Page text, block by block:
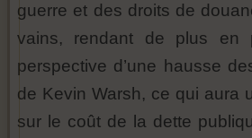
guerre et des droits de
vains, rendant de plus en
perspective d’une hausse
de Kevin Warsh, ce qui aura
sur le coût de la dette